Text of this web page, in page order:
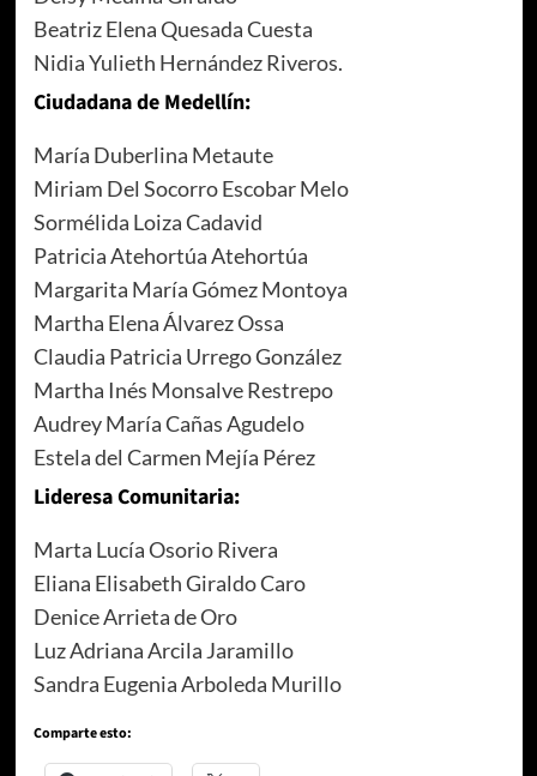
Beatriz Elena Quesada Cuesta
Nidia Yulieth Hernández Riveros.
Ciudadana de Medellín:
María Duberlina Metaute
Miriam Del Socorro Escobar Melo
Sormélida Loiza Cadavid
Patricia Atehortúa Atehortúa
Margarita María Gómez Montoya
Martha Elena Álvarez Ossa
Claudia Patricia Urrego González
Martha Inés Monsalve Restrepo
Audrey María Cañas Agudelo
Estela del Carmen Mejía Pérez
Lideresa Comunitaria:
Marta Lucía Osorio Rivera
Eliana Elisabeth Giraldo Caro
Denice Arrieta de Oro
Luz Adriana Arcila Jaramillo
Sandra Eugenia Arboleda Murillo
Comparte esto: